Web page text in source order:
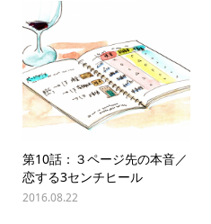
第10話：３ページ先の本音／
恋する3センチヒール
2016.08.22